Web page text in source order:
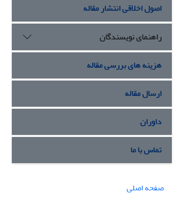
اصول اخلاقی انتشار مقاله
راهنمای نویسندگان
هزینه های بررسی مقاله
ارسال مقاله
داوران
تماس با ما
صفحه اصلی